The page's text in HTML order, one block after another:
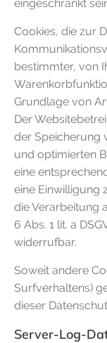
eingeschränkt
Cookies, die zur
bestimmter, von
Grundlage von
Der
der Speicherung
und optimierten
eine
eine Einwilligung
die Verarbeitung
6 Abs. 1 lit. a
widerrufbar.
Soweit andere
Surfverhaltens)
dieser
Server-Log-